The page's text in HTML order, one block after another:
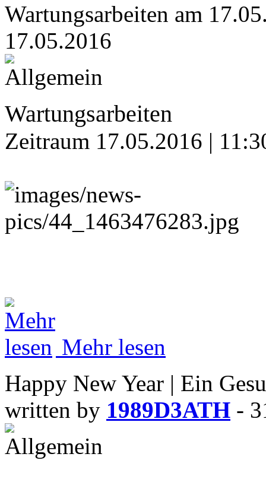
Wartungsarbeiten am
17.05.2016
Wartungsarbeiten
Zeitraum 17.05.2016 |
Mehr lesen
Happy New Year | Ein
written by 1989D3ATH -